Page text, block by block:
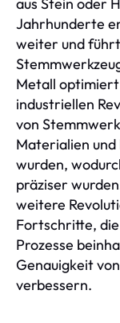
Jahrhunderte
weiter und
Metall
industriellen
von
Materialien
wurden,
präziser
weitere
Fortschritte,
Prozesse
Genauigkeit
verbessern.